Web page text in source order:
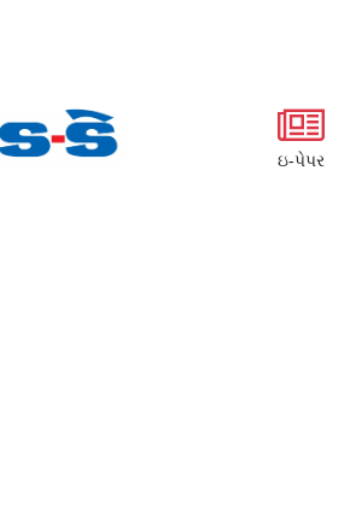
ઇ-પેપર